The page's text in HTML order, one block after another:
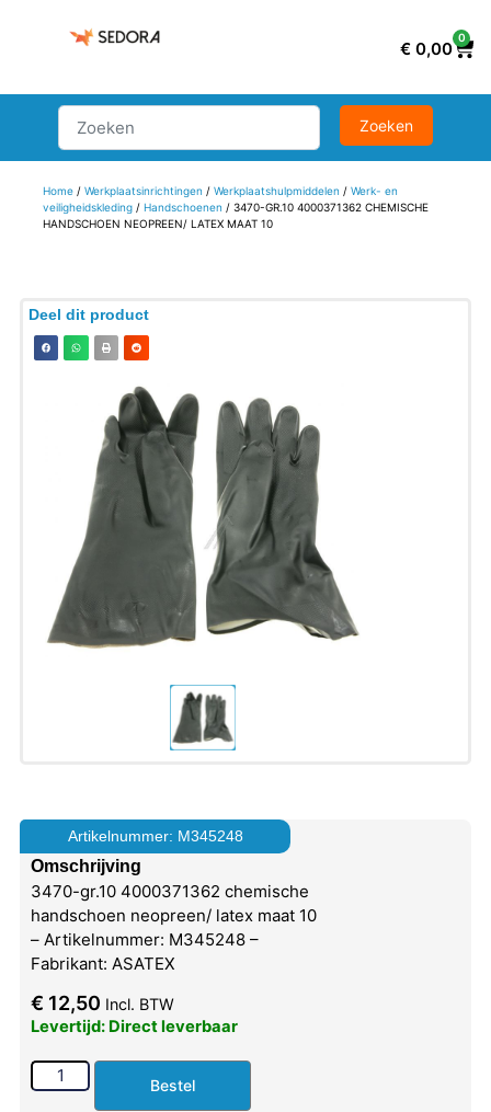
€ 0,00
0
Home/ Werkplaatsinrichtingen / Werkplaatshulpmiddelen / Werk- en
veiligheidskleding/ Handschoenen / 3470-GR.10 4000371362 CHEMISCHE
HANDSCHOEN NEOPREEN/ LATEX MAAT 10
Deel dit product
Artikelnummer: M345248
Omschrijving
3470-gr.10 4000371362 chemische
handschoen neopreen/ latex maat 10
– Artikelnummer: M345248 –
Fabrikant: ASATEX
€ 12,50 Incl. BTW
Levertijd: Direct leverbaar
Bestel